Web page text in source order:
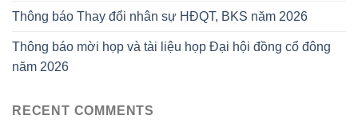
Thông báo Thay đổi nhân sự HĐQT, BKS năm 2026
Thông báo mời họp và tài liệu họp Đại hội đồng cổ đông
năm 2026
RECENT COMMENTS